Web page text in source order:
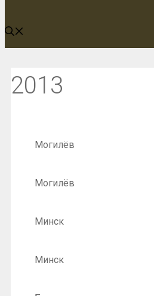
2013
Могилёв
Могилёв
Минск
Минск